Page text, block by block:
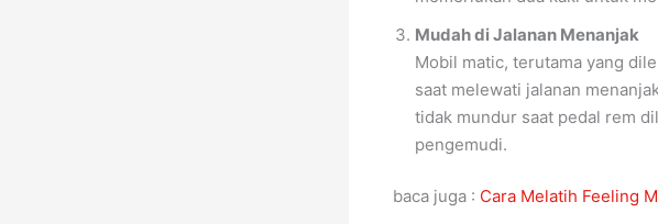
Mudah di Jalanan Menanjak
Mobil matic, terutama yang
saat melewati jalanan
tidak mundur saat pedal rem
pengemudi.
baca juga : Cara Melatih Feeling